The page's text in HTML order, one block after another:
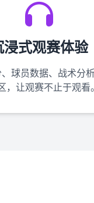
浸式观赛体验
球员数据、战术分
，让观赛不止于观看。